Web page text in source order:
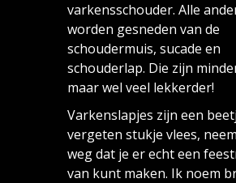
varkensschouder. Alle
worden gesneden van de
schoudermuis, sucade en
schouderlap. Die zijn
maar wel veel lekkerder!
Varkenslapjes zijn een
vergeten stukje vlees,
weg dat je er echt een
van kunt maken. Ik noem